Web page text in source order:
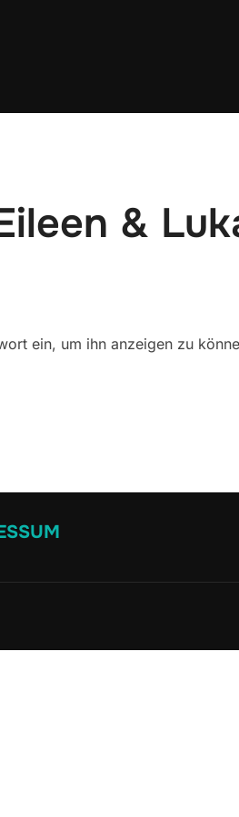
&
ein, um ihn anzeigen zu